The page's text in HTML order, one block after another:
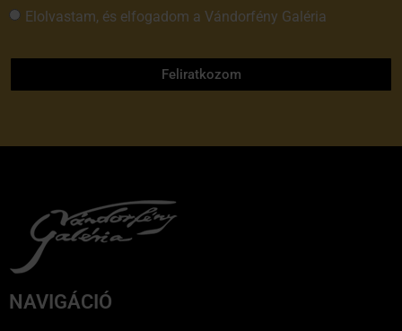
Elolvastam, és elfogadom a Vándorfény Galéria
Feliratkozom
NAVIGÁCIÓ